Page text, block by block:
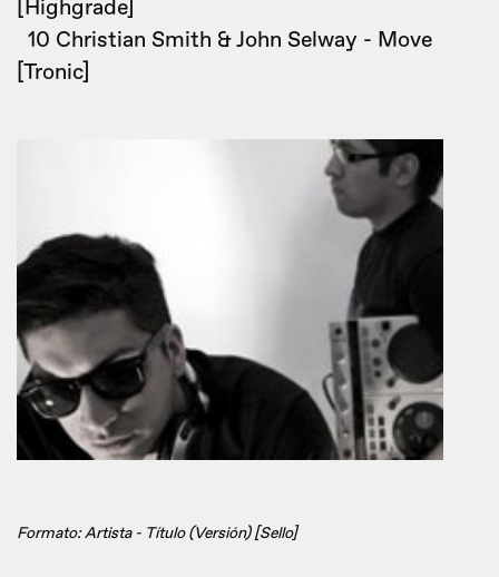
[Highgrade]
10 Christian Smith & John Selway - Move
[Tronic]
Formato: Artista - Título (Versión) [Sello]